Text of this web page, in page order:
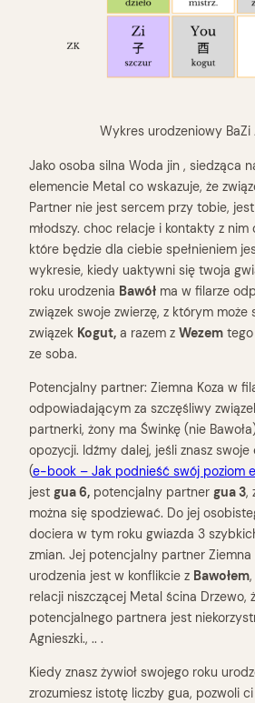
Wykres urodzeniowy BaZi
Jako osoba silna Woda jin , siedząca
elemencie Metal co wskazuje, że
Partner nie jest sercem przy tobie,
młodszy. choc relacje i kontakty z nim
które będzie dla ciebie spełnieniem
wykresie, kiedy uaktywni się twoja
roku urodzenia Bawół ma w filarze
związek swoje zwierzę, z którym
związek Kogut, a razem z Wezem
ze soba.
Potencjalny partner: Ziemna Koza w
odpowiadającym za szczęśliwy
partnerki, żony ma Świnkę (nie
opozycji. Idźmy dalej, jeśli znasz swoje
(e-book – Jak podnieść swój poziom
jest gua 6, potencjalny partner gua 3,
można się spodziewać. Do jej
dociera w tym roku gwiazda 3
zmian. Jej potencjalny partner Ziemna
urodzenia jest w konflikcie z Bawołem,
relacji niszczącej Metal ścina Drzewo,
potencjalnego partnera jest
Agnieszki., .. .
Kiedy znasz żywioł swojego roku
zrozumiesz istotę liczby gua, pozwoli